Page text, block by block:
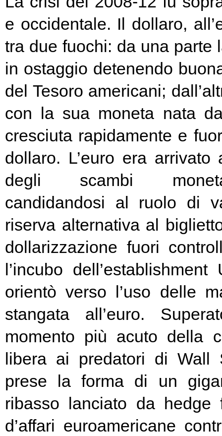
e occidentale. Il dollaro,
tra due fuochi: da una parte
in ostaggio detenendo
del Tesoro americani;
con la sua moneta nata
cresciuta rapidamente e
dollaro. L’euro era
degli scambi
candidandosi al ruolo di
riserva alternativa al
dollarizzazione fuori
l’incubo
orientò verso l’uso delle
stangata all’euro.
momento più acuto della
libera ai predatori di Wall
prese la forma di un
ribasso lanciato da hedge
d’affari euroamericane